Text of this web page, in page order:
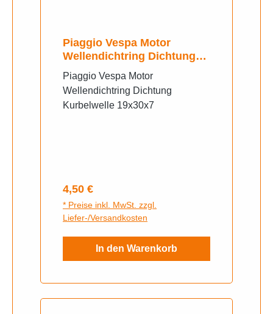
Piaggio Vespa Motor
Wellendichtring Dichtung
Kurbelwelle 19x30x7
Piaggio Vespa Motor
Wellendichtring Dichtung
Kurbelwelle 19x30x7
Regulärer Preis:
4,50 €
* Preise inkl. MwSt. zzgl.
Liefer-/Versandkosten
In den Warenkorb